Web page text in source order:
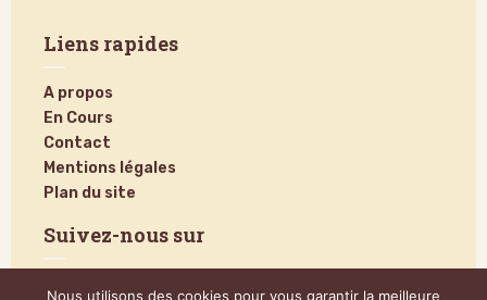
Liens rapides
A propos
En Cours
Contact
Mentions légales
Plan du site
Suivez-nous sur
Nous utilisons des cookies pour vous garantir la meilleure